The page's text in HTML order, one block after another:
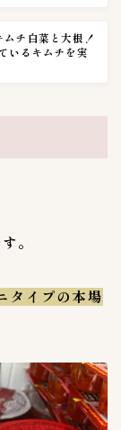
ムチ白菜と大根！
いるキムチを実
。
タイプの本場